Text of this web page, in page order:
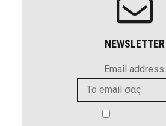
NEWSLETTER
Email address: